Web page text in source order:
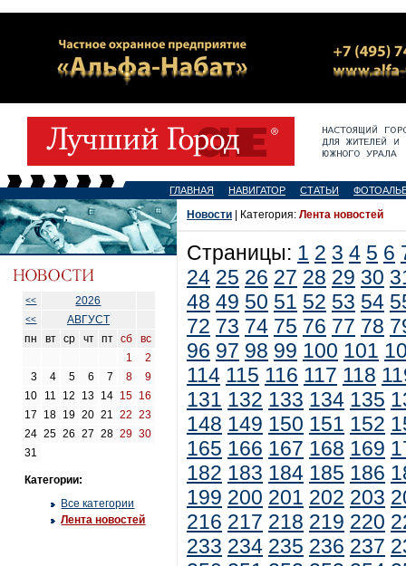
ГЛАВНАЯ НАВИГАТОР СТАТЬИ
<< 2026
<<
АВГУСТ
пн
вт ср чт пт сб
вс
1
2
3
4 5 6 7 8
9
10
11 12 13 14 15 16
17
18 19 20 21 22
23
24 25 26 27 28 29 30
31
Категории:
Все категории
Лента новостей
Новости | Категория: Лента новостей
Страницы: 1 2 3 4 5 6
24 25 26 27 28 29 30
48 49 50 51 52 53 54
72 73 74 75 76 77 78
96 97 98 99 100 101
114 115 116 117 118
131 132 133 134 135
148 149 150 151 152
165 166 167 168 169
182 183 184 185 186
199 200 201 202 203
216 217 218 219 220
233 234 235 236 237